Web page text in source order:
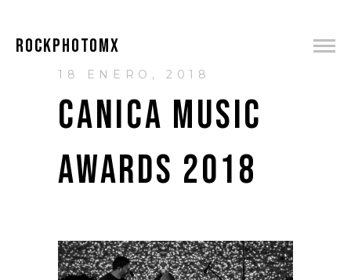
ROCKPHOTOMX
18 ENERO, 2018
CANICA MUSIC
AWARDS 2018